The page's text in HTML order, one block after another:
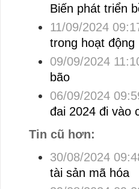
Biến phát triển
11/09/2024
trong hoạt động
09/09/2024
bão
06/09/2024
đai 2024 đi vào
Tin cũ hơn:
30/08/2024
tài sản mã hóa